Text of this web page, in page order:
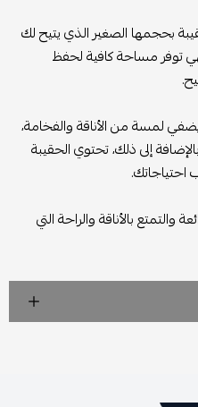
بحجمها الصغير الذي يتيح لك
توفر مساحة كافية لحفظ
لمسة من الأناقة والفخامة،
إلى ذلك، تحتوي الحقيبة
والتمتع بالأناقة والراحة التي